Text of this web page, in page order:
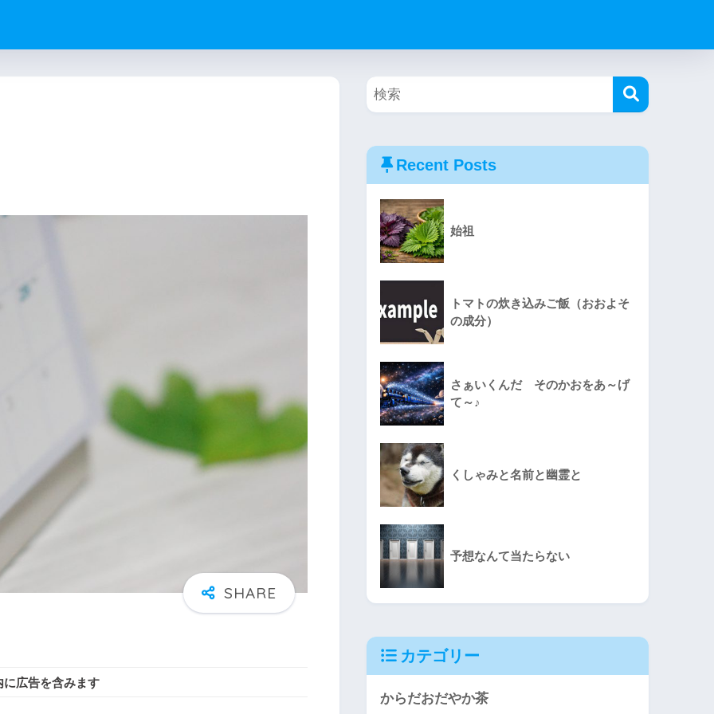
に広告を含みます
Recent Posts
始祖
トマトの炊き込みご飯（おおよそ
の成分）
さぁいくんだ そのかおをあ～げ
て～♪
くしゃみと名前と幽霊と
予想なんて当たらない
カテゴリー
からだおだやか茶